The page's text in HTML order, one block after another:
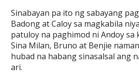
Sinabayan pa ito ng sabayang
Badong at Caloy sa magkabila
patuloy na paghimod ni Andoy sa
Sina Milan, Bruno at Benjie
hubad na habang sinasalsal ang
ari.